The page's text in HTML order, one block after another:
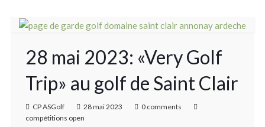
28 mai 2023: «Very Golf
Trip» au golf de Saint Clair
CP ASGolf 28 mai 2023
0 comments
compétitions open